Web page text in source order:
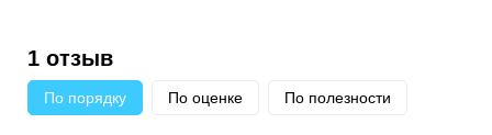
1 отзыв
По порядку По оценке По полезности